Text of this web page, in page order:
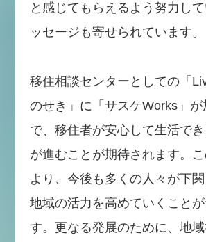
と感じてもらえるよう努力し
ッセージも寄せられています。
移住相談センターとしての「
のせき」に「サスケWorks」が
で、移住者が安心して生活で
が進むことが期待されます。
より、今後も多くの人々が下関
地域の活力を高めていくこと
す。更なる発展のために、地